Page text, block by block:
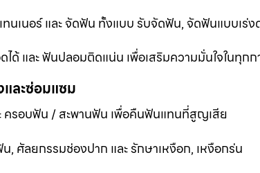
ทนเนอร์ และ จัดฟัน ทั้งแบบ รับจัดฟัน, จัดฟันแบบเร่
ด้ และ ฟันปลอมติดแน่น เพื่อเสริมความมั่นใจในทุก
และซ่อมแซม
ครอบฟัน / สะพานฟัน เพื่อคืนฟันแทนที่สูญเสีย
, ศัลยกรรมช่องปาก และ รักษาเหงือก, เหงือกร่น